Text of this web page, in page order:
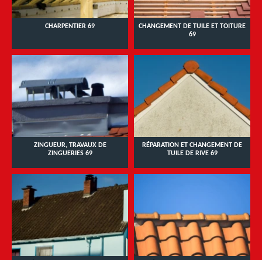
CHARPENTIER 69
CHANGEMENT DE TUILE ET TOITURE
69
ZINGUEUR, TRAVAUX DE
ZINGUERIES 69
RÉPARATION ET CHANGEMENT DE
TUILE DE RIVE 69